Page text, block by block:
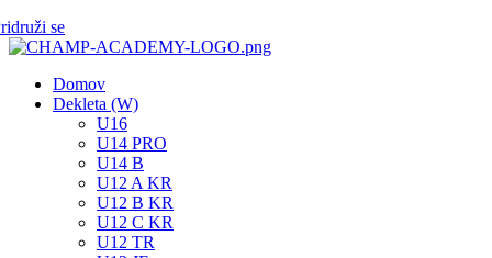
se
Domov
Dekleta (W)
U16
U14 PRO
U14 B
U12 A KR
U12 B KR
U12 C KR
U12 TR